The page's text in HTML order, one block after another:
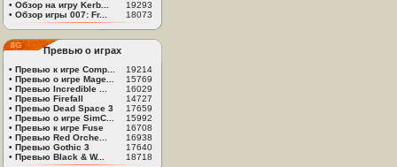
• Обзор на игру Kerb...
19293
• Обзор игры 007: Fr... 18073
Превью о играх
• Превью к игре Comp...
19214
• Превью о игре Mage...
15769
• Превью Incredible ...
16029
• Превью Firefall
14727
• Превью Dead Space 3
17659
• Превью о игре SimC...
15992
• Превью к игре Fuse
16708
• Превью Red Orche...
16938
• Превью Gothic 3
17640
• Превью Black & W... 18718